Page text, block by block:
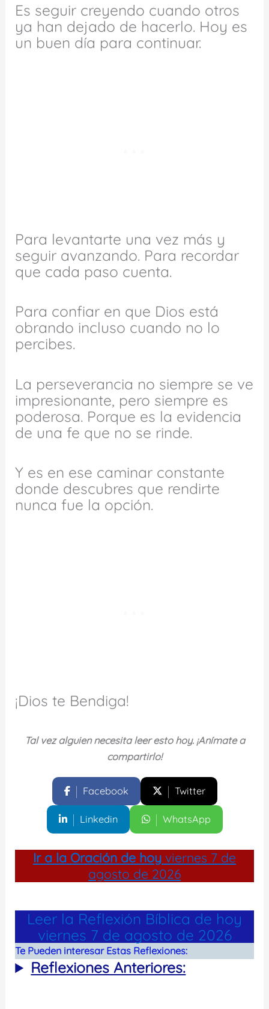
Es seguir creyendo cuando otros
ya han dejado de hacerlo. Hoy es
un buen día para continuar.
Para levantarte una vez más y
seguir avanzando. Para recordar
que cada paso cuenta.
Para confiar en que Dios está
obrando incluso cuando no lo
percibes.
La perseverancia no siempre se ve
impresionante, pero siempre es
poderosa. Porque es la evidencia
de una fe que no se rinde.
Y es en ese caminar constante
donde descubres que rendirte
nunca fue la opción.
¡Dios te Bendiga!
Tal vez alguien necesita leer esto hoy. ¡Anímate a
compartirlo!
Facebook Twitter
Linkedin WhatsApp
Ir a la Oración de hoy viernes 7 de
agosto de 2026
Leer la Reflexión Bíblica de hoy
viernes 7 de agosto de 2026
Te Pueden interesar Estas Reflexiones:
Reflexiones Anteriores: